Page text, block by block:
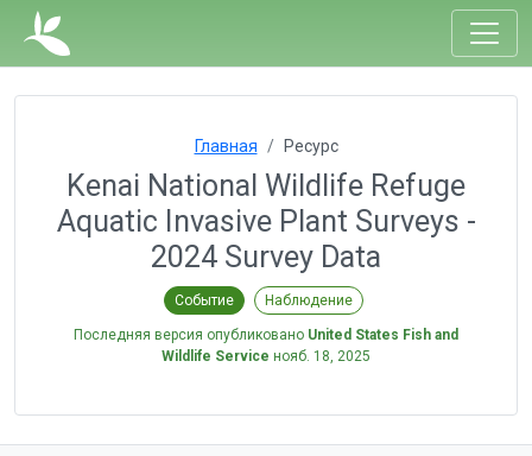
Главная Ресурс
Kenai National Wildlife Refuge
Aquatic Invasive Plant Surveys -
2024 Survey Data
Событие Наблюдение
Последняя версия опубликовано United States Fish and
Wildlife Service нояб. 18, 2025